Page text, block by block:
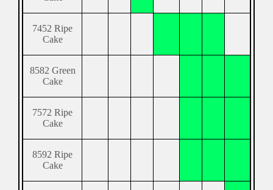
7452 Ripe
Cake
8582 Green
Cake
7572 Ripe
Cake
8592 Ripe
Cake